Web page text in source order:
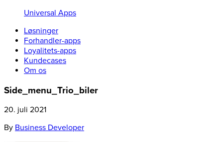
Universal Apps
Løsninger
Forhandler-apps
Loyalitets-apps
Kundecases
Om os
Side_menu_Trio_biler
20. juli 2021
By Business Developer